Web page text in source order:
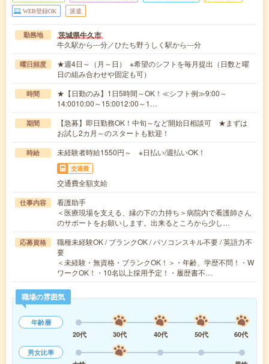
WEB登録OK 派遣
勤務地 茨城県牛久市
牛久駅から---分／ひたち野うしく駅から---分
曜日頻度
★週4日～（月～日） ※希望のシフトを毎月提出（日数と曜
日の組み合わせや固定も可）
時間
★【日勤のみ】1日5時間～OK！≪シフト例≫9:00～
14:0010:00～15:0012:00～1…
期間
【急募】即日勤務OK！中旬～など開始日相談可 ★まずは
お試し2カ月～のスタートも歓迎！
時給 未経験者時給1550円～ ※日払い/週払いOK！
交通費
交通費全額支給
仕事内容
看護助手
＜医療現場を支える、縁の下の力持ち＞病院内で看護師さん
のサポートをお願いします。出来るところから少し…
応募資格
職種未経験OK / ブランクOK / パソコンスキル不要 / 英語力不
要
＜未経験・無資格・ブランクOK！＞・年齢、学歴不問！・W
ワークOK！・10名以上採用予定！・履歴書不…
職場の雰囲気
年齢層
20代
30代 40代 50代
60代
男女比率